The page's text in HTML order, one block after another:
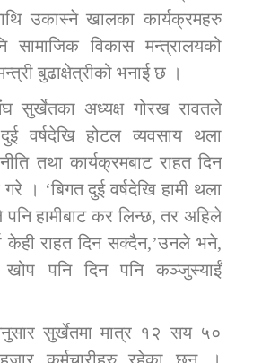
कार्यान्वयन एकाई जुम्लाको सुचना
प्राविधि शिक्षालय जुम्लाको सुचना
उकास्ने खालका कार्यक्रमहरु
सामाजिक विकास मन्त्रालयको
बुढाक्षेत्रीको भनाई छ ।
सुर्खेतका अध्यक्ष गोरख रावतले
वर्षदेखि होटल व्यवसाय थला
तथा कार्यक्रमबाट राहत दिन
। ‘बिगत दुई वर्षदेखि हामी थला
हामीबाट कर लिन्छ, तर अहिले
केही राहत दिन सक्दैन,’उनले भने,
खोप पनि दिन पनि कञ्जुस्याईं
सुर्खेतमा मात्र १२ सय ५०